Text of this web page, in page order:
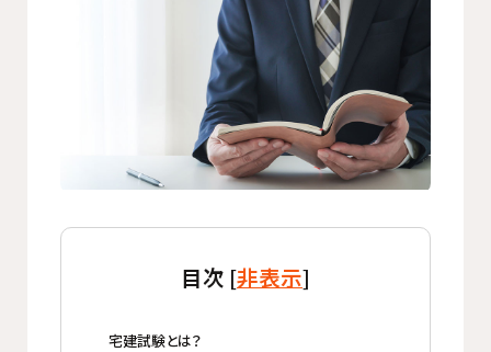
目次 [非表示]
宅建試験とは？